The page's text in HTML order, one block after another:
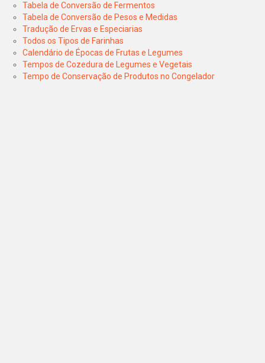
Tabela de Conversão de Fermentos
Tabela de Conversão de Pesos e Medidas
Tradução de Ervas e Especiarias
Todos os Tipos de Farinhas
Calendário de Épocas de Frutas e Legumes
Tempos de Cozedura de Legumes e Vegetais
Tempo de Conservação de Produtos no Congelador